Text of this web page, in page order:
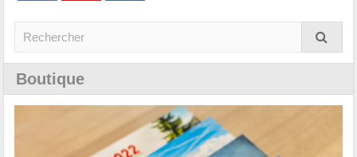
Boutique